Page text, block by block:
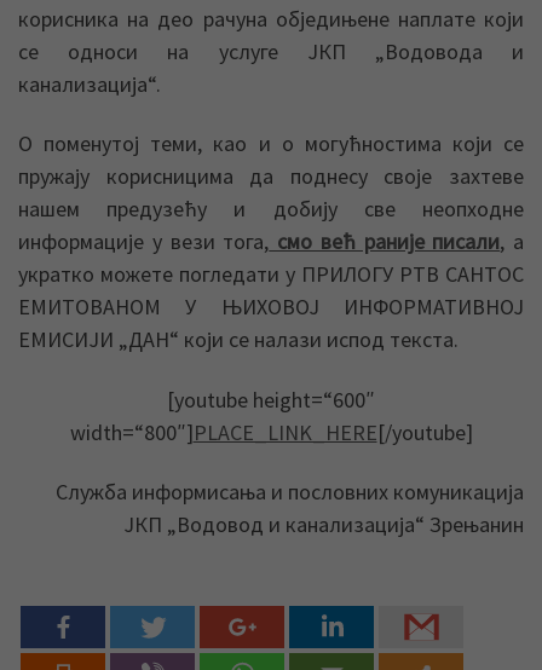
корисника на део рачуна обједињене наплате који
се односи на услуге ЈКП „Водовода и
канализација“.
О поменутој теми, као и о могућностима који се
пружају корисницима да поднесу своје захтеве
нашем предузећу и добију све неопходне
информације у вези тога, смо већ раније писали, а
укратко можете погледати у ПРИЛОГУ РТВ САНТОС
ЕМИТОВАНОМ У ЊИХОВОЈ ИНФОРМАТИВНОЈ
ЕМИСИЈИ „ДАН“ који се налази испод текста.
[youtube height=“600″
width=“800″]PLACE_LINK_HERE[/youtube]
Служба информисања и пословних комуникација
ЈКП „Водовод и канализација“ Зрењанин